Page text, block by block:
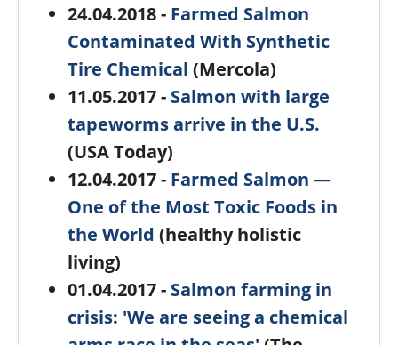
24.04.2018 - Farmed Salmon
Contaminated With Synthetic
Tire Chemical (Mercola)
11.05.2017 - Salmon with large
tapeworms arrive in the U.S.
(USA Today)
12.04.2017 - Farmed Salmon —
One of the Most Toxic Foods in
the World (healthy holistic
living)
01.04.2017 - Salmon farming in
crisis: 'We are seeing a chemical